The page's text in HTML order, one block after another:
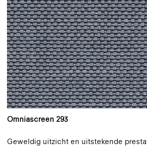
Omniascreen 293
Geweldig uitzicht en uitstekende